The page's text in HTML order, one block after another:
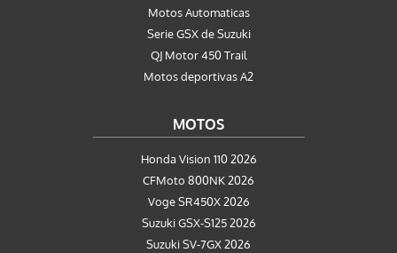
Motos Automaticas
Serie GSX de Suzuki
QJ Motor 450 Trail
Motos deportivas A2
MOTOS
Honda Vision 110 2026
CFMoto 800NK 2026
Voge SR450X 2026
Suzuki GSX-S125 2026
Suzuki SV-7GX 2026